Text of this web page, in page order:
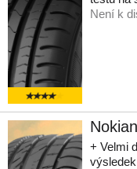
Není k
+ Velmi